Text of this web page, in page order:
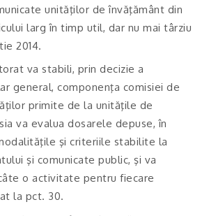
unităţilor de învăţământ din
larg în timp util, dar nu mai târziu
2014.
va stabili, prin decizie a
general, componenţa comisiei de
primite de la unităţile de
va evalua dosarele depuse, în
şi criteriile stabilite la
şi comunicate public, şi va
o activitate pentru fiecare
la pct. 30.